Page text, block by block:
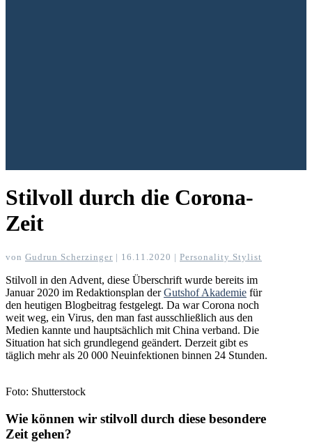
Stilvoll durch die Corona-
Zeit
von Gudrun Scherzinger | 16.11.2020 | Personality Stylist
Stilvoll in den Advent, diese Überschrift wurde bereits im
Januar 2020 im Redaktionsplan derGutshof Akademie für
den heutigen Blogbeitrag festgelegt. Da war Corona noch
weit weg, ein Virus, den man fast ausschließlich aus den
Medien kannte und hauptsächlich mit China verband. Die
Situation hat sich grundlegend geändert. Derzeit gibt es
täglich mehr als 20 000 Neuinfektionen binnen 24 Stunden.
Foto: Shutterstock
Wie können wir stilvoll durch diese besondere
Zeit gehen?